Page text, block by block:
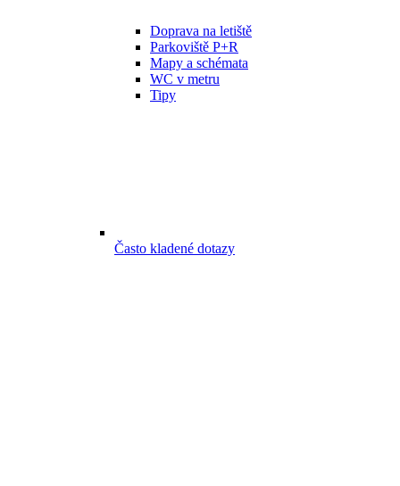
Doprava na letiště
Parkoviště P+R
Mapy a schémata
WC v metru
Tipy
Často kladené dotazy